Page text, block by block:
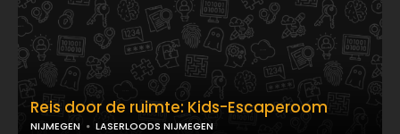
Reis door de ruimte: Kids-Escaperoom
NIJMEGEN LASERLOODS NIJMEGEN